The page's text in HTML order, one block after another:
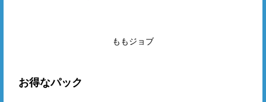
ももジョブ
お得なパック